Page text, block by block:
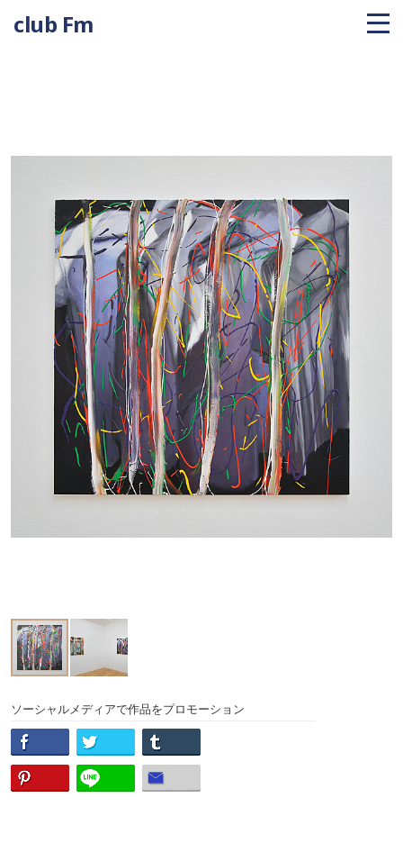
club Fm
ソーシャルメディアで作品をプロモーション